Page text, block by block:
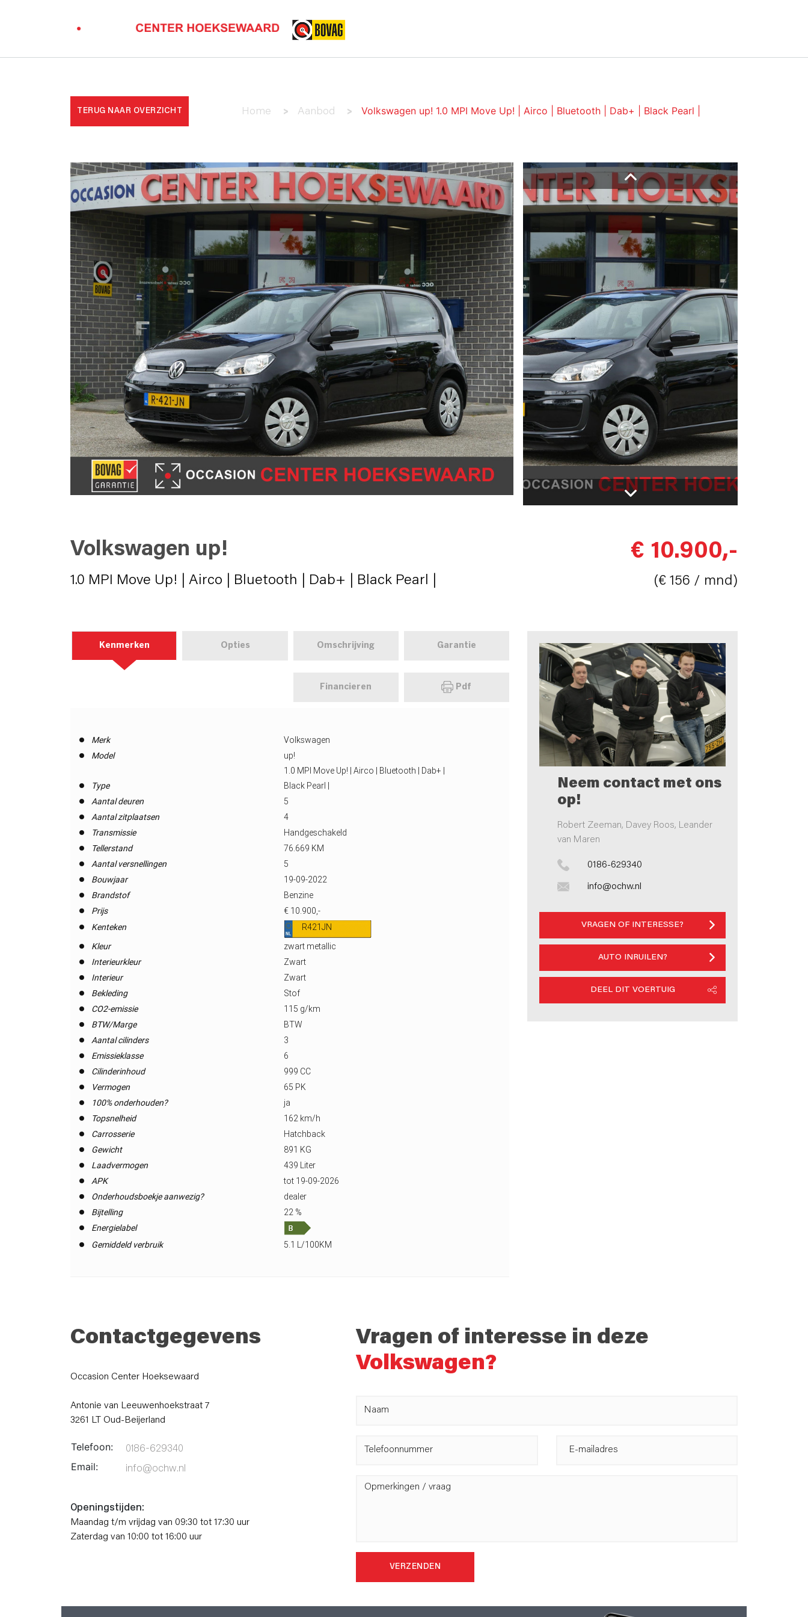
TERUG NAAR OVERZICHT Home > Aanbod > Volkswagen up! 1.0 MPI Move Up! | Airco | Bluetooth | Dab+ | Black Pearl |
Volkswagen up!
1.0 MPI Move Up! | Airco | Bluetooth | Dab+ | Black Pearl |
€ 10.900,-
(€ 156 / mnd)
Kenmerken Opties Omschrijving Garantie
Financieren Pdf
Merk
Volkswagen
Model
up!
Type
1.0 MPI Move Up! | Airco | Bluetooth | Dab+ |
Black Pearl |
Aantal deuren
5
Aantal zitplaatsen
4
Transmissie
Handgeschakeld
Tellerstand
76.669 KM
Aantal versnellingen
5
Bouwjaar
19-09-2022
Brandstof
Benzine
Prijs
€ 10.900,-
Kenteken
R421JN
Kleur
zwart metallic
Interieurkleur
Zwart
Interieur
Zwart
Bekleding
Stof
CO2-emissie
115 g/km
BTW/Marge
BTW
Aantal cilinders
3
Emissieklasse
6
Cilinderinhoud
999 CC
Vermogen
65 PK
100% onderhouden?
ja
Topsnelheid
162 km/h
Carrosserie
Hatchback
Gewicht
891 KG
Laadvermogen
439 Liter
APK
tot 19-09-2026
Onderhoudsboekje aanwezig?
dealer
Bijtelling
22 %
Energielabel
Gemiddeld verbruik
5.1 L/100KM
Neem contact met ons
op!
Robert Zeeman, Davey Roos, Leander
van Maren
0186-629340
info@ochw.nl
VRAGEN OF INTERESSE?
AUTO INRUILEN?
DEEL DIT VOERTUIG
Contactgegevens
Occasion Center Hoeksewaard
Antonie van Leeuwenhoekstraat 7
3261 LT Oud-Beijerland
Telefoon: 0186-629340
Email: info@ochw.nl
Openingstijden:
Maandag t/m vrijdag van 09:30 tot 17:30 uur
Zaterdag van 10:00 tot 16:00 uur
Vragen of interesse in deze
Volkswagen?
VERZENDEN